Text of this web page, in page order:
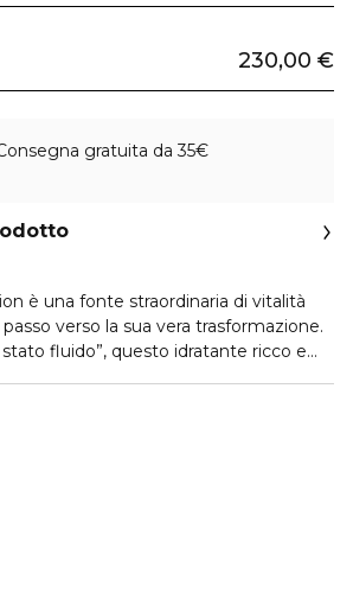
230,00 €
gratuita da 35€
è una fonte straordinaria di vitalità
verso la sua vera trasformazione.
fluido”, questo idratante ricco e